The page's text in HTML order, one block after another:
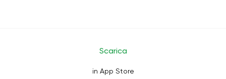
Scarica
in App Store